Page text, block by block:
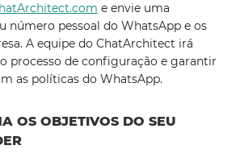
e envie uma
número pessoal do WhatsApp e os
A equipe do ChatArchitect irá
processo de configuração e garantir
as políticas do WhatsApp.
OS OBJETIVOS DO SEU